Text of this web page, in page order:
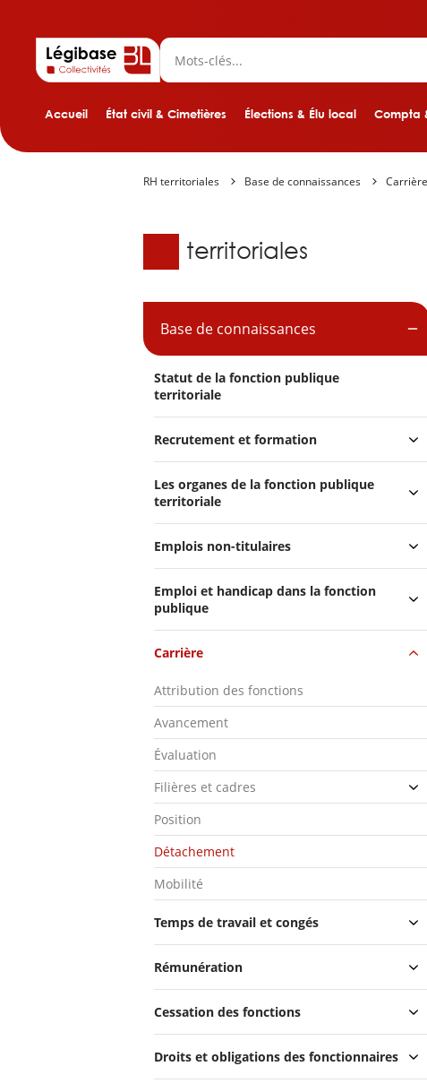
Accueil État civil & Cimetières Élections & Élu local Compta
RH territoriales Base de connaissances Carrière
Base de connaissances
RH territoriales
Base de connaissances
Statut de la fonction publique
territoriale
Recrutement et formation
Les organes de la fonction publique
territoriale
Emplois non-titulaires
Emploi et handicap dans la fonction
publique
Carrière
Attribution des fonctions
Avancement
Évaluation
Filières et cadres
Position
Détachement
Mobilité
Temps de travail et congés
Rémunération
Cessation des fonctions
Droits et obligations des fonctionnaires